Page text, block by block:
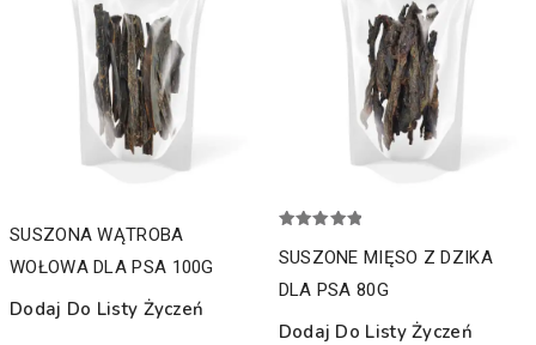
SUSZONA WĄTROBA
WOŁOWA DLA PSA 100G
Dodaj Do Listy Życzeń
5.00
na 5
SUSZONE MIĘSO Z DZIKA
DLA PSA 80G
Dodaj Do Listy Życzeń